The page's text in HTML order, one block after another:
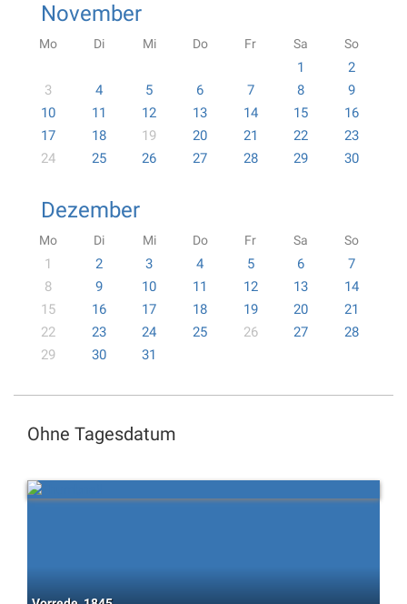
November
Mo Di Mi Do Fr Sa So
1
2
3
4 5 6 7 8
9
10
11 12 13 14 15
16
17
18 19 20 21 22
23
24
25 26 27 28 29 30
Dezember
Mo Di Mi Do Fr Sa So
1 2 3 4 5 6
7
8
9 10 11 12 13
14
15
16 17 18 19 20
21
22
23 24 25 26 27
28
29
30 31
Ohne Tagesdatum